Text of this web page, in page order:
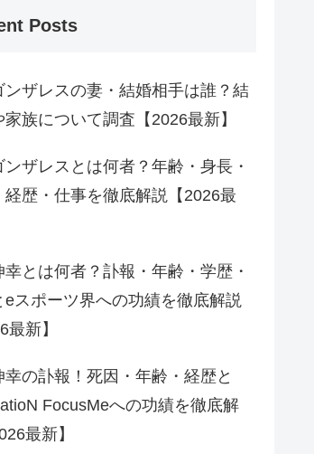
Posts
ンザレスの妻・結婚相手は誰？結
族について調査【2026最新】
ンザレスとは何者？年齢・身長・
経歴・仕事を徹底解説【2026最
幸とは何者？訃報・年齢・学歴・
eスポーツ界への功績を徹底解説
最新】
幸の訃報！死因・年齢・経歴と
FocusMeへの功績を徹底解
最新】